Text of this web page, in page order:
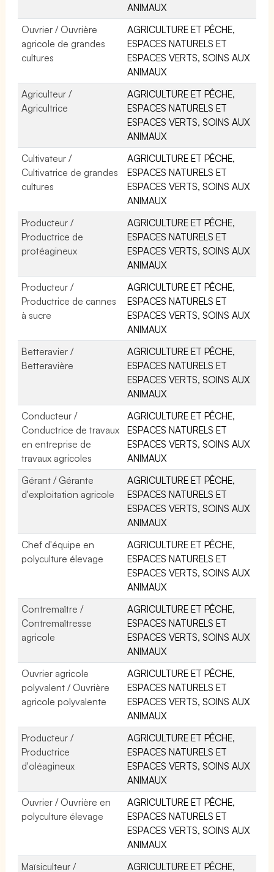
ANIMAUX
Ouvrier / Ouvrière
agricole de grandes
cultures
AGRICULTURE ET PÊCHE,
ESPACES NATURELS ET
ESPACES VERTS, SOINS AUX
ANIMAUX
Agriculteur /
Agricultrice
AGRICULTURE ET PÊCHE,
ESPACES NATURELS ET
ESPACES VERTS, SOINS AUX
ANIMAUX
Cultivateur /
Cultivatrice de grandes
cultures
AGRICULTURE ET PÊCHE,
ESPACES NATURELS ET
ESPACES VERTS, SOINS AUX
ANIMAUX
Producteur /
Productrice de
protéagineux
AGRICULTURE ET PÊCHE,
ESPACES NATURELS ET
ESPACES VERTS, SOINS AUX
ANIMAUX
Producteur /
Productrice de cannes
à sucre
AGRICULTURE ET PÊCHE,
ESPACES NATURELS ET
ESPACES VERTS, SOINS AUX
ANIMAUX
Betteravier /
Betteravière
AGRICULTURE ET PÊCHE,
ESPACES NATURELS ET
ESPACES VERTS, SOINS AUX
ANIMAUX
Conducteur /
Conductrice de travaux
en entreprise de
travaux agricoles
AGRICULTURE ET PÊCHE,
ESPACES NATURELS ET
ESPACES VERTS, SOINS AUX
ANIMAUX
Gérant / Gérante
d'exploitation agricole
AGRICULTURE ET PÊCHE,
ESPACES NATURELS ET
ESPACES VERTS, SOINS AUX
ANIMAUX
Chef d'équipe en
polyculture élevage
AGRICULTURE ET PÊCHE,
ESPACES NATURELS ET
ESPACES VERTS, SOINS AUX
ANIMAUX
Contremaître /
Contremaîtresse
agricole
AGRICULTURE ET PÊCHE,
ESPACES NATURELS ET
ESPACES VERTS, SOINS AUX
ANIMAUX
Ouvrier agricole
polyvalent / Ouvrière
agricole polyvalente
AGRICULTURE ET PÊCHE,
ESPACES NATURELS ET
ESPACES VERTS, SOINS AUX
ANIMAUX
Producteur /
Productrice
d'oléagineux
AGRICULTURE ET PÊCHE,
ESPACES NATURELS ET
ESPACES VERTS, SOINS AUX
ANIMAUX
Ouvrier / Ouvrière en
polyculture élevage
AGRICULTURE ET PÊCHE,
ESPACES NATURELS ET
ESPACES VERTS, SOINS AUX
ANIMAUX
Maïsiculteur /
AGRICULTURE ET PÊCHE,